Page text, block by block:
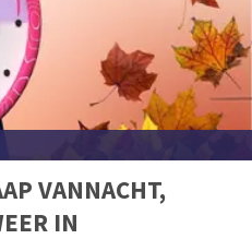
VANNACHT,
IN